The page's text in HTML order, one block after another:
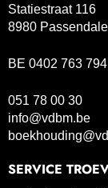
Statiestraat 116
8980 Passendale
BE 0402 763 794
051 78 00 30
info@vdbm.be
SERVICE